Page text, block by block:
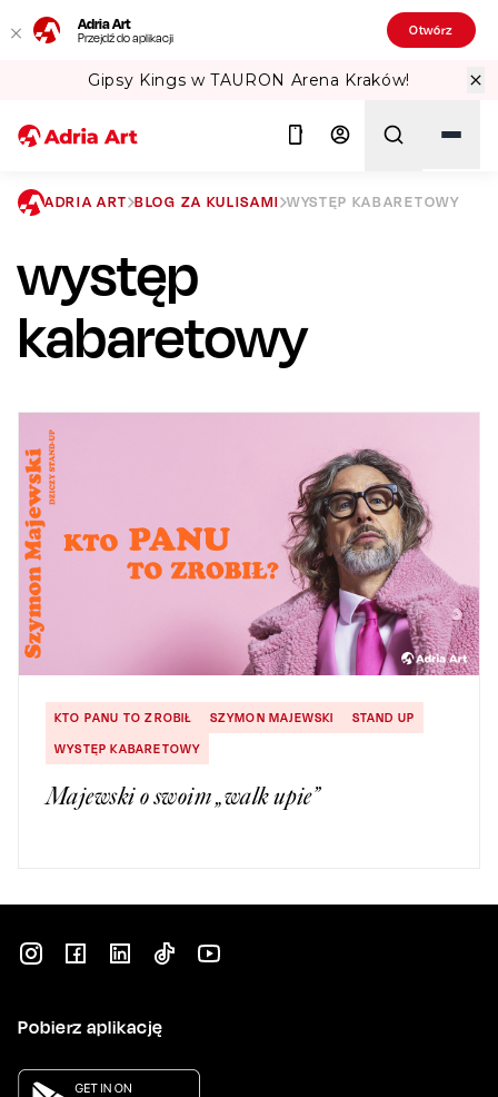
Adria Art
Przejdź do aplikacji Otwórz
Sprawdź Teatralne Lato w PKiN!
ADRIA ART BLOG ZA KULISAMI WYSTĘP KABARETOWY
występ
kabaretowy
KTO PANU TO ZROBIŁ SZYMON MAJEWSKI
STAND UP
WYSTĘP KABARETOWY
Majewski o swoim „walk upie”
Pobierz aplikację